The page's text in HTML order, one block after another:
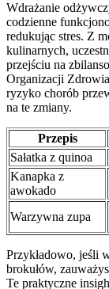
Wdrażanie
codzienne
redukując stres. Z
kulinarnych,
przejściu na
Organizacji
ryzyko chorób
na te zmiany.
Przepis
Sałatka z quinoa
Kanapka z
awokado
Warzywna zupa
Przykładowo, jeśli
brokułów,
Te praktyczne